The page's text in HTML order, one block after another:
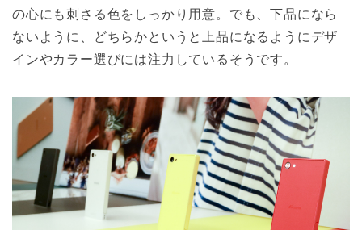
の心にも刺さる色をしっかり用意。でも、下品になら
ないように、どちらかというと上品になるようにデザ
インやカラー選びには注力しているそうです。